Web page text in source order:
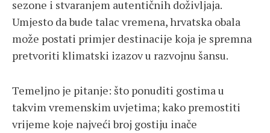
sezone i stvaranjem autentičnih doživljaja.
Umjesto da bude talac vremena, hrvatska obala
može postati primjer destinacije koja je spremna
pretvoriti klimatski izazov u razvojnu šansu.
Temeljno je pitanje: što ponuditi gostima u
takvim vremenskim uvjetima; kako premostiti
vrijeme koje najveći broj gostiju inače